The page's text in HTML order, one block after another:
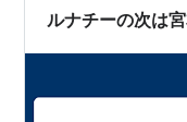
い過ぎ） すみませ
ルナチーの次は